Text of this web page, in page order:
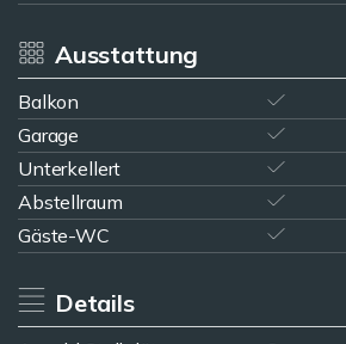
Ausstattung
Balkon
Garage
Unterkellert
Abstellraum
Gäste-WC
Details